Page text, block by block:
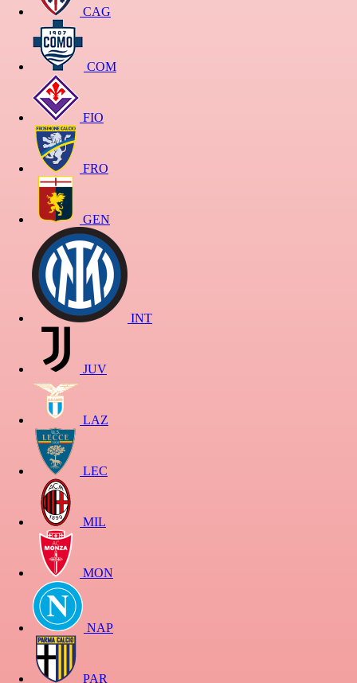
CAG
COM
FIO
FRO
GEN
INT
JUV
LAZ
LEC
MIL
MON
NAP
PAR